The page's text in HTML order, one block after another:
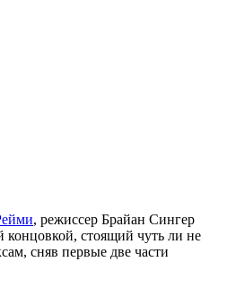
, режиссер Брайан Сингер
стоящий чуть ли не
сняв первые две части